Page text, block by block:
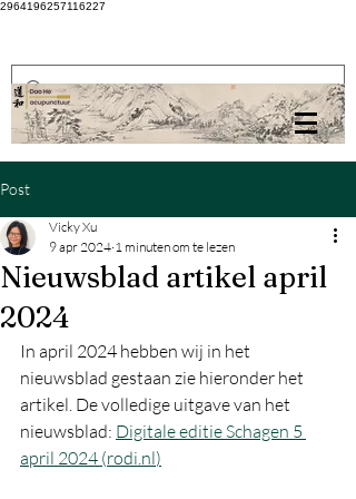
2964196257116227
Post
Nieuwsblad artikel april
2024
Vicky Xu
9 apr 2024 1 minuten om te lezen
In april 2024 hebben wij in het
nieuwsblad gestaan zie hieronder het
artikel. De volledige uitgave van het
nieuwsblad: Digitale editie Schagen 5
april 2024 (rodi.nl)